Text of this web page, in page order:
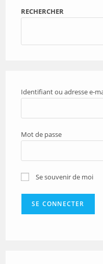
RECHERCHER
Identifiant ou adresse e-
Mot de passe
Se souvenir de moi